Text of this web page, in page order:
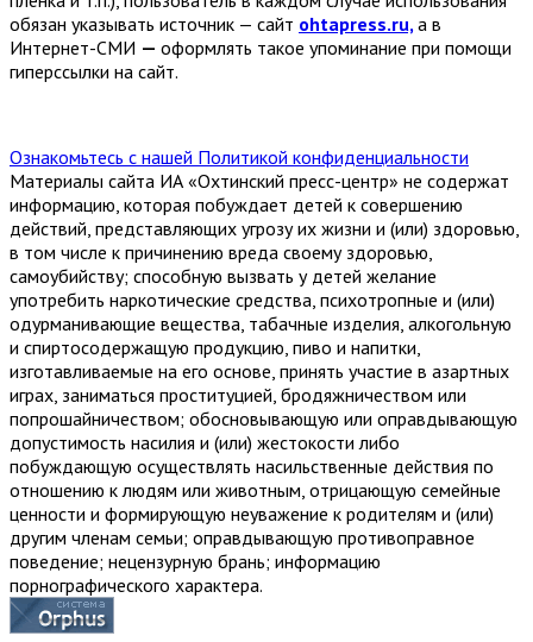
обязан указывать источник — сайт ohtapress.ru, а в
Интернет-СМИ — оформлять такое упоминание при помощи
гиперссылки на сайт.
Ознакомьтесь с нашей Политикой конфиденциальности
Материалы сайта ИА «Охтинский пресс-центр» не содержат
информацию, которая побуждает детей к совершению
действий, представляющих угрозу их жизни и (или) здоровью,
в том числе к причинению вреда своему здоровью,
самоубийству; способную вызвать у детей желание
употребить наркотические средства, психотропные и (или)
одурманивающие вещества, табачные изделия, алкогольную
и спиртосодержащую продукцию, пиво и напитки,
изготавливаемые на его основе, принять участие в азартных
играх, заниматься проституцией, бродяжничеством или
попрошайничеством; обосновывающую или оправдывающую
допустимость насилия и (или) жестокости либо
побуждающую осуществлять насильственные действия по
отношению к людям или животным, отрицающую семейные
ценности и формирующую неуважение к родителям и (или)
другим членам семьи; оправдывающую противоправное
поведение; нецензурную брань; информацию
порнографического характера.